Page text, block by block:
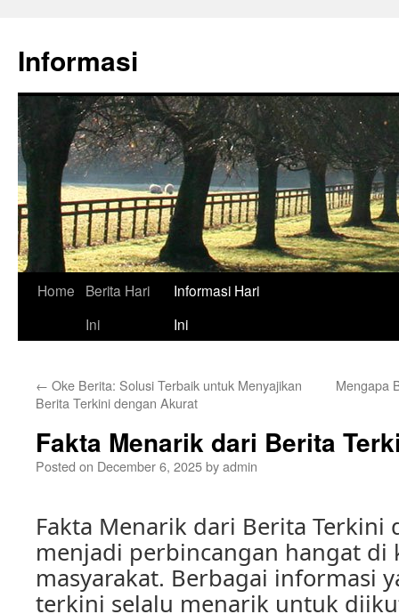
content
Informasi
Home
Berita Hari
Ini
Informasi Hari
Ini
← Oke Berita: Solusi Terbaik untuk Menyajikan
Berita Terkini dengan Akurat
Mengapa
Fakta Menarik dari Berita
Posted on December 6, 2025byadmin
Fakta Menarik dari Berita Terkini
menjadi perbincangan hangat di
masyarakat. Berbagai informasi
terkini selalu menarik untuk